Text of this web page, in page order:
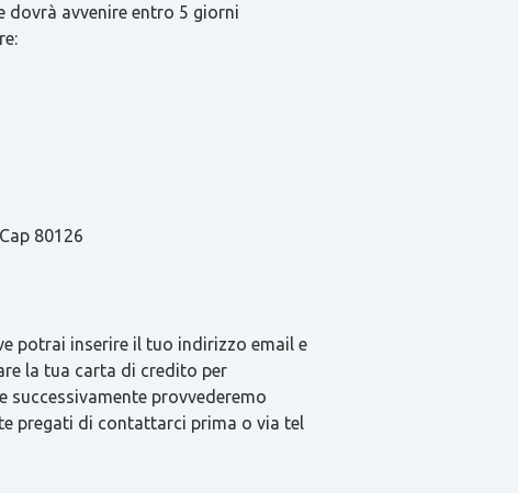
avvenire entro 5 giorni
80126
potrai inserire il tuo indirizzo email e
la tua carta di credito per
provvederemo
pregati di contattarci prima o via tel